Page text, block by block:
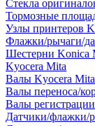
Стекла
Тормозные
Узлы принтеров
Флажки/рычаги/
Шестерни Konica
Kyocera Mita
Валы Kyocera Mita
Валы переноса/
Валы
Датчики/флажки/